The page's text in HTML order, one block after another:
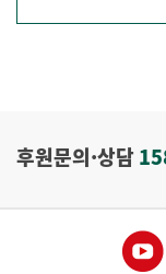
후원문의·상담